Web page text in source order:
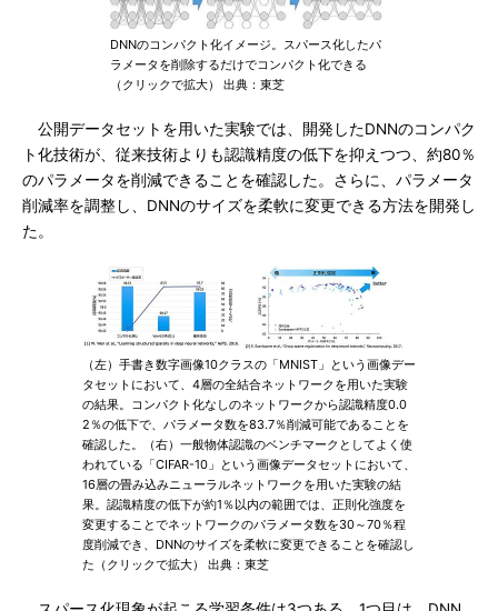
DNNのコンパクト化イメージ。スパース化したパ
ラメータを削除するだけでコンパクト化できる
（クリックで拡大） 出典：東芝
公開データセットを用いた実験では、開発したDNNのコンパク
ト化技術が、従来技術よりも認識精度の低下を抑えつつ、約80％
のパラメータを削減できることを確認した。さらに、パラメータ
削減率を調整し、DNNのサイズを柔軟に変更できる方法を開発し
た。
（左）手書き数字画像10クラスの「MNIST」という画像デー
タセットにおいて、4層の全結合ネットワークを用いた実験
の結果。コンパクト化なしのネットワークから認識精度0.0
2％の低下で、パラメータ数を83.7％削減可能であることを
確認した。（右）一般物体認識のベンチマークとしてよく使
われている「CIFAR-10」という画像データセットにおいて、
16層の畳み込みニューラルネットワークを用いた実験の結
果。認識精度の低下が約1％以内の範囲では、正則化強度を
変更することでネットワークのパラメータ数を30～70％程
度削減でき、DNNのサイズを柔軟に変更できることを確認し
た（クリックで拡大） 出典：東芝